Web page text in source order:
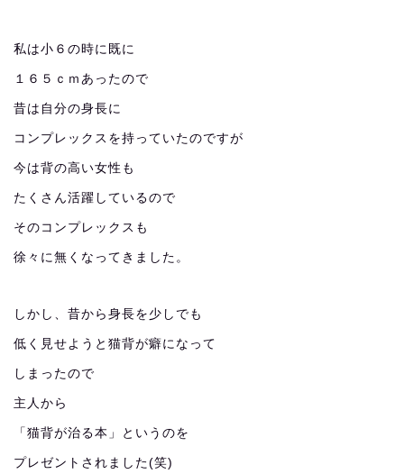
私は小６の時に既に
１６５ｃｍあったので
昔は自分の身長に
コンプレックスを持っていたのですが
今は背の高い女性も
たくさん活躍しているので
そのコンプレックスも
徐々に無くなってきました。
しかし、昔から身長を少しでも
低く見せようと猫背が癖になって
しまったので
主人から
「猫背が治る本」というのを
プレゼントされました(笑)